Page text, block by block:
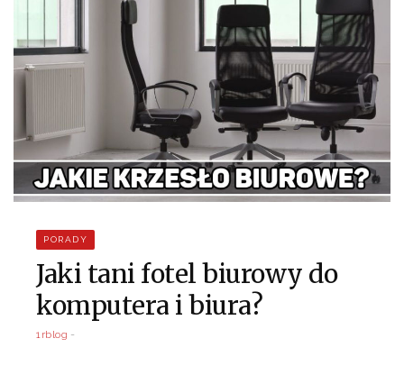
PORADY
Jaki tani fotel biurowy do
komputera i biura?
1rblog